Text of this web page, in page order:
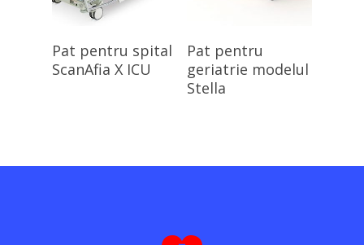
Citește Mai Mult
Pat pentru spital
ScanAfia X ICU
Citește Mai Mult
Pat pentru
geriatrie modelul
Stella